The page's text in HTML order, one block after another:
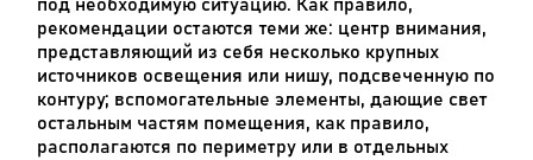
под необходимую ситуацию. Как правило,
рекомендации остаются теми же: центр внимания,
представляющий из себя несколько крупных
источников освещения или нишу, подсвеченную по
контуру; вспомогательные элементы, дающие свет
остальным частям помещения, как правило,
располагаются по периметру или в отдельных